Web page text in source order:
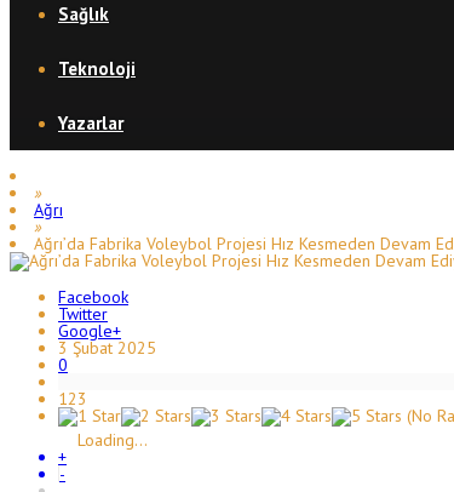
Sağlık
Teknoloji
Yazarlar
»
Ağrı
»
Ağrı’da Fabrika Voleybol Projesi Hız Kesmeden Devam
Facebook
Twitter
Google+
3 Şubat 2025
0
123
(No
Loading...
+
-